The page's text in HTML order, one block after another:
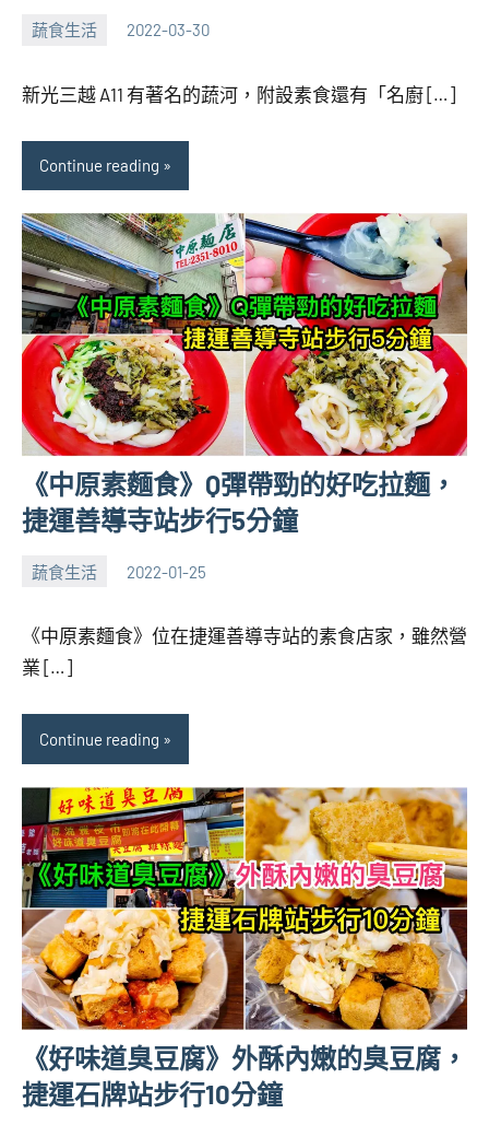
蔬食生活 2022-03-30
張
芋
No
新光三越 A11 有著名的蔬河，附設素食還有「名廚 […]
Continue reading
《中原素麵食》Q彈帶勁的好吃拉麵，
捷運善導寺站步行5分鐘
蔬食生活 2022-01-25
張
芋
No
《中原素麵食》位在捷運善導寺站的素食店家，雖然營
業 […]
Continue reading
《好味道臭豆腐》外酥內嫩的臭豆腐，
捷運石牌站步行10分鐘